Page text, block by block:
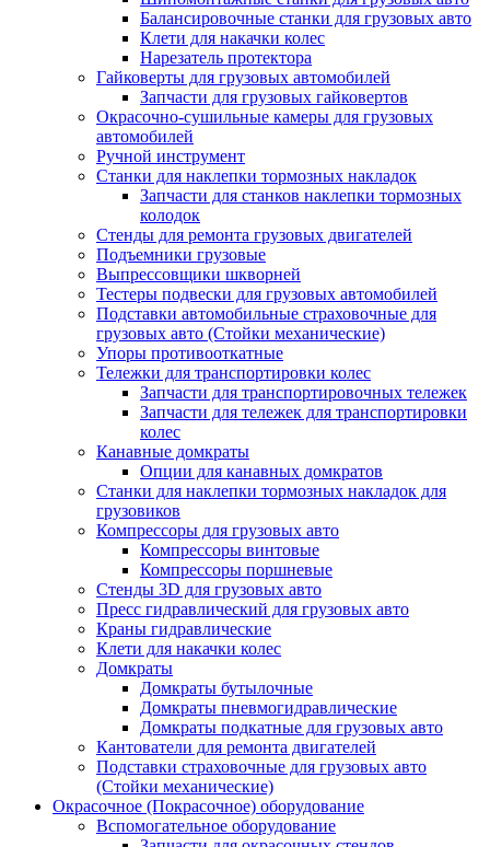
Балансировочные станки для грузовых авто
Клети для накачки колес
Нарезатель протектора
Гайковерты для грузовых автомобилей
Запчасти для грузовых гайковертов
Окрасочно-сушильные камеры для грузовых
автомобилей
Ручной инструмент
Станки для наклепки тормозных накладок
Запчасти для станков наклепки тормозных
колодок
Стенды для ремонта грузовых двигателей
Подъемники грузовые
Выпрессовщики шкворней
Тестеры подвески для грузовых автомобилей
Подставки автомобильные страховочные для
грузовых авто (Стойки механические)
Упоры противооткатные
Тележки для транспортировки колес
Запчасти для транспортировочных тележек
Запчасти для тележек для транспортировки
колес
Канавные домкраты
Опции для канавных домкратов
Станки для наклепки тормозных накладок для
грузовиков
Компрессоры для грузовых авто
Компрессоры винтовые
Компрессоры поршневые
Стенды 3D для грузовых авто
Пресс гидравлический для грузовых авто
Краны гидравлические
Клети для накачки колес
Домкраты
Домкраты бутылочные
Домкраты пневмогидравлические
Домкраты подкатные для грузовых авто
Кантователи для ремонта двигателей
Подставки страховочные для грузовых авто
(Стойки механические)
Окрасочное (Покрасочное) оборудование
Вспомогательное оборудование